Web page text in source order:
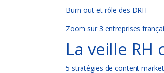
Burn-out et rôle des DRH
Zoom sur 3 entreprises
La veille
5 stratégies de content